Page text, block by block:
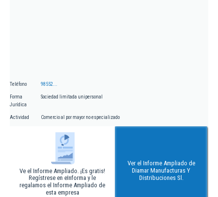
Teléfono 98552...
Forma
Jurídica
Sociedad limitada unipersonal
Actividad Comercio al por mayor no especializado
Ve el Informe Ampliado. ¡Es gratis!
Regístrese en eInforma y le
regalamos el Informe Ampliado de
esta empresa
Ver el Informe Ampliado de
Diamar Manufacturas Y
Distribuciones Sl.